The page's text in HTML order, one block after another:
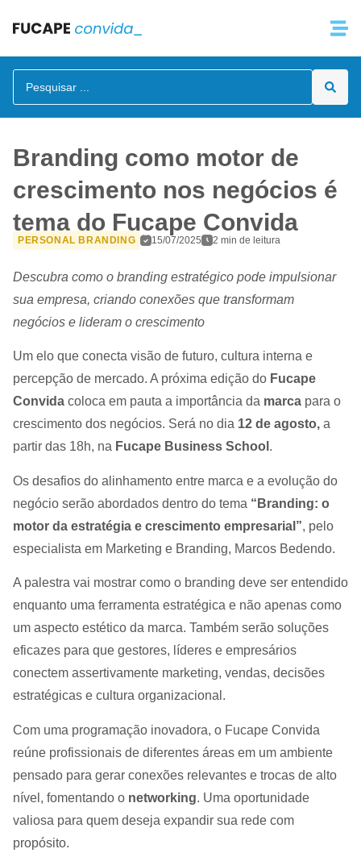
Branding como motor de
crescimento nos negócios é
tema do Fucape Convida
PERSONAL BRANDING 15/07/2025 2 min de leitura
Descubra como o branding estratégico pode impulsionar
sua empresa, criando conexões que transformam
negócios e lideram o crescimento
Um elo que conecta visão de futuro, cultura interna e
percepção de mercado. A próxima edição do Fucape
Convida coloca em pauta a importância da marca para o
crescimento dos negócios. Será no dia 12 de agosto, a
partir das 18h, na Fucape Business School .
Os desafios do alinhamento entre marca e a evolução do
negócio serão abordados dentro do tema “Branding: o
motor da estratégia e crescimento empresarial”, pelo
especialista em Marketing e Branding, Marcos Bedendo.
A palestra vai mostrar como o branding deve ser entendido
enquanto uma ferramenta estratégica e não apenas como
um aspecto estético da marca. Também serão soluções
eficazes para que gestores, líderes e empresários
conectem assertivamente marketing, vendas, decisões
estratégicas e cultura organizacional.
Com uma programação inovadora, o Fucape Convida
reúne profissionais de diferentes áreas em um ambiente
pensado para gerar conexões relevantes e trocas de alto
nível, fomentando o networking. Uma oportunidade
valiosa para quem deseja expandir sua rede com
propósito.